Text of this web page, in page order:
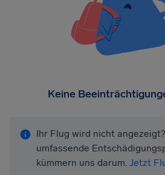
Keine
Ihr Flug wird nicht
umfassende
kümmern uns darum. Jetzt